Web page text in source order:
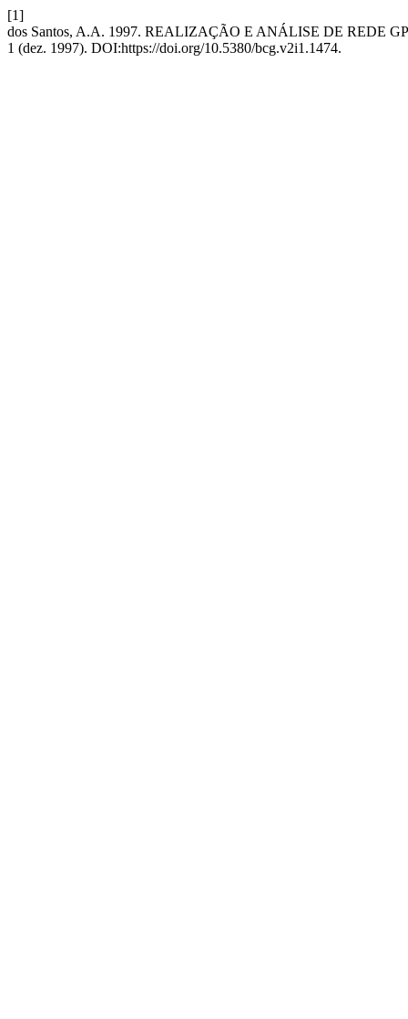
[1]
dos Santos, A.A. 1997. REALIZAÇÃO E ANÁLISE DE REDE
1 (dez. 1997). DOI:https://doi.org/10.5380/bcg.v2i1.1474.